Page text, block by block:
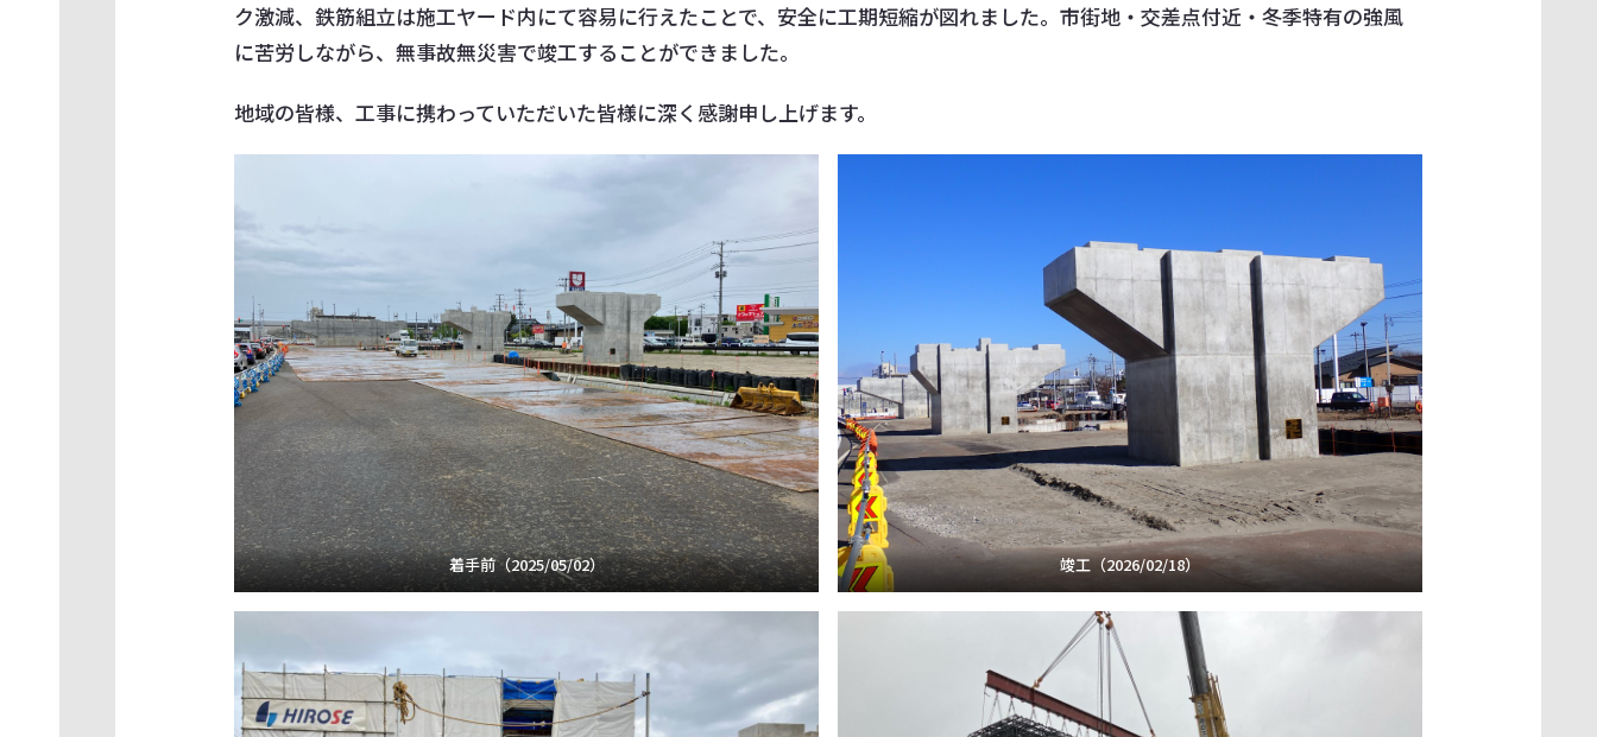
ク激減、鉄筋組立は施工ヤード内にて容易に行えたことで、安全に工期短縮が図れました。市街地・交差点付近・冬季特有の強風
に苦労しながら、無事故無災害で竣工することができました。
地域の皆様、工事に携わっていただいた皆様に深く感謝申し上げます。
着手前（2025/05/02） 竣工（2026/02/18）